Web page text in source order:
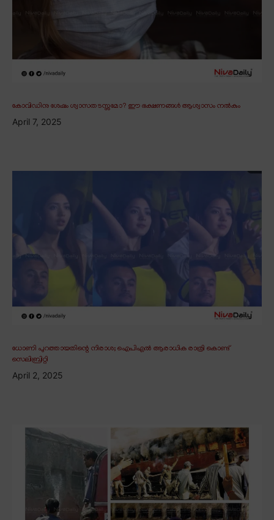
കോവിഡിനു ശേഷം ശ്വാസതടസ്സമോ? ഈ ഭക്ഷണങ്ങൾ ആശ്വാസം നൽകും
April 7, 2025
ധോണി പുറത്തായതിന്റെ നിരാശ; ഐപിഎൽ ആരാധിക രാത്രി കൊണ്ട്
സെലിബ്രിറ്റി
April 2, 2025